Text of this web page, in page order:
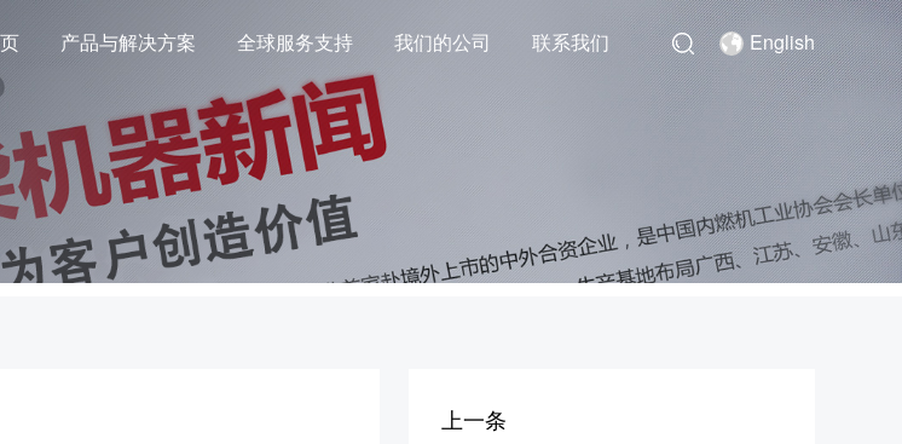
English
产品与解决方案 全球服务支持 我们的公司 联系我们
上一条